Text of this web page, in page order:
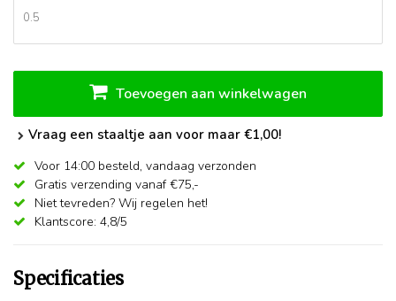
Toevoegen aan winkelwagen
Vraag een staaltje aan voor maar €1,00!
Voor 14:00 besteld, vandaag verzonden
Gratis verzending vanaf €75,-
Niet tevreden? Wij regelen het!
Klantscore: 4,8/5
Specificaties